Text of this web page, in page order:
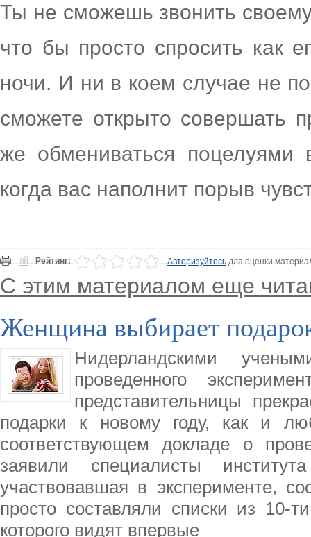
Ты не сможешь звонить
что бы просто спросить как
ночи. И ни в коем случае не
сможете открыто совершать
же обмениваться
когда вас наполнит порыв
Рейтинг: Авторизуйтесьдля оценки
С этим материалом еще
Женщина выбирает
Нидерландскими
проведенного
представительницы
подарки к новому году, как и
соответствующем докладе о
заявили специалисты
участвовавшая в эксперименте,
просто составляли списки из 10-
которого видят впервые